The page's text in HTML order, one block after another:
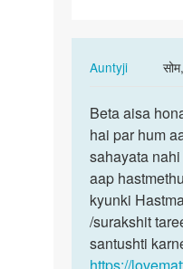
hu
AuntyjiIn
to
Me
bhi
xxx
karna
chahta
hu
by
Beta
aisa
hona
bohot
hi…
Beta aisa
hai par hum
sahayata
aap
kyunki
/surakshit
santushti
https://